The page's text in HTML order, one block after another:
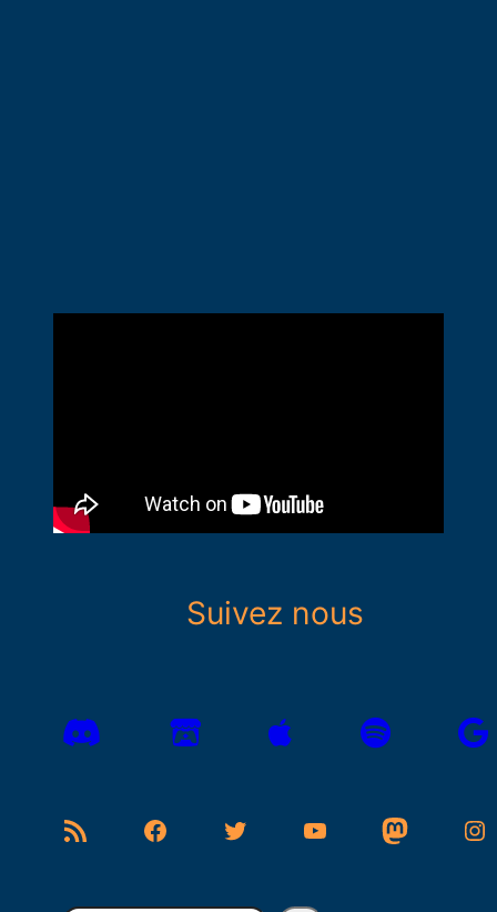
Suivez nous
Flux RSS Facebook Twitter YouTube Mastodon Instagram